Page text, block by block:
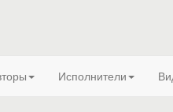
Исполнители